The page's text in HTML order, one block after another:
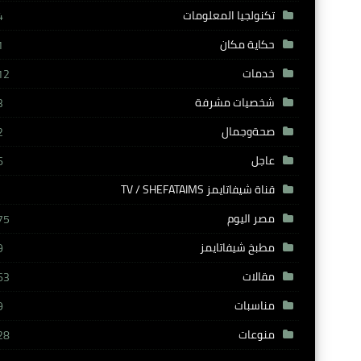
تكنولجيا المعلومات
حكاية مكان
خدمات
شخصيات مشرفة
صحةوجمال
عاجل
قناة شيفاتايمز TV / SHEFATAIMS
مصر اليوم
مطبخ شيفاتايمز
مقالات
مناسبات
منوعات